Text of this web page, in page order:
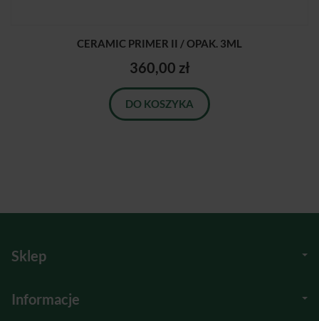
CERAMIC PRIMER II / OPAK. 3ML
360,00 zł
DO KOSZYKA
Sklep
Informacje